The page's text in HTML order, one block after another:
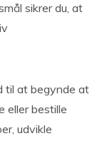
sikrer du, at
til at begynde at
eller bestille
udvikle